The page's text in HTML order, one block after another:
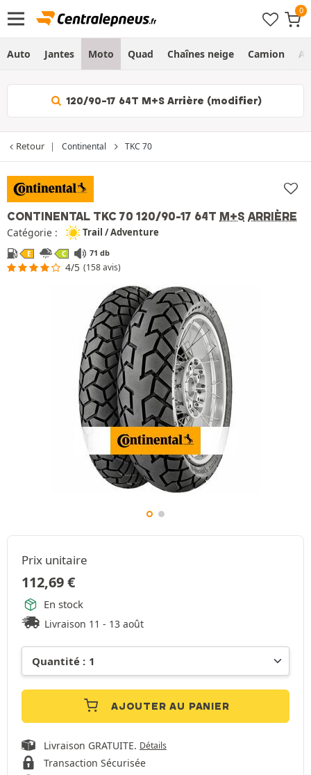
Auto Jantes Moto Quad Chaînes neige Camion
120/90-17 64T M+S Arrière (modifier)
Retour Continental TKC 70
CONTINENTAL TKC 70 120/90-17 64T M+S ARRIÈRE
Catégorie : Trail / Adventure
E C 71 db
4/5 (158 avis)
Prix unitaire
112,69€
En stock
Livraison 11 - 13 août
AJOUTER AU PANIER
Livraison GRATUITE. Détails
Transaction Sécurisée